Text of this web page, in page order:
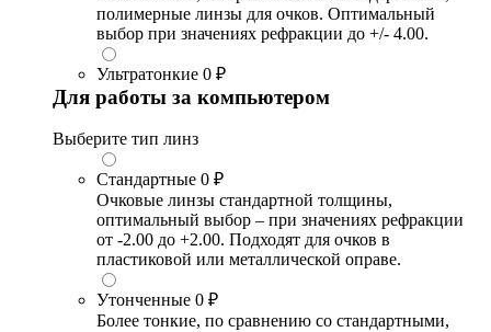
полимерные линзы для очков. Оптимальный
выбор при значениях рефракции до +/- 4.00.
Ультратонкие 0 ₽
Для работы за компьютером
Выберите тип линз
Стандартные 0 ₽
Очковые линзы стандартной толщины,
оптимальный выбор – при значениях рефракции
от -2.00 до +2.00. Подходят для очков в
пластиковой или металлической оправе.
Утонченные 0 ₽
Более тонкие, по сравнению со стандартными,